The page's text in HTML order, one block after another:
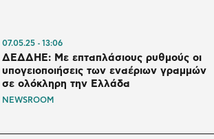
07.05.25 13:06
ΔΕΔΔΗΕ: Με επταπλάσιους ρυθμούς οι
υπογειοποιήσεις των εναέριων γραμμών
σε ολόκληρη την Ελλάδα
NEWSROOM